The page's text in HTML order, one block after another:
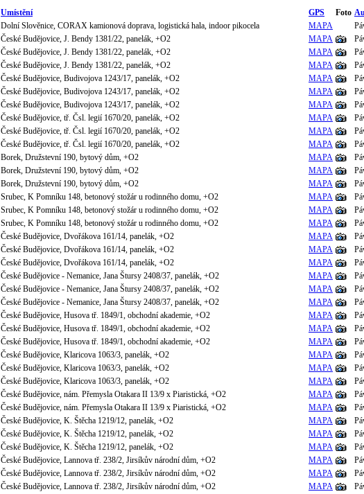
Umístění GPS Foto
Dolní Slověnice, CORAX kamionová doprava, logistická hala, indoor pikocela MAPA
České Budějovice, J. Bendy 1381/22, panelák, +O2 MAPA
České Budějovice, J. Bendy 1381/22, panelák, +O2 MAPA
České Budějovice, J. Bendy 1381/22, panelák, +O2 MAPA
České Budějovice, Budivojova 1243/17, panelák, +O2 MAPA
České Budějovice, Budivojova 1243/17, panelák, +O2 MAPA
České Budějovice, Budivojova 1243/17, panelák, +O2 MAPA
České Budějovice, tř. Čsl. legií 1670/20, panelák, +O2 MAPA
České Budějovice, tř. Čsl. legií 1670/20, panelák, +O2 MAPA
České Budějovice, tř. Čsl. legií 1670/20, panelák, +O2 MAPA
Borek, Družstevní 190, bytový dům, +O2 MAPA
Borek, Družstevní 190, bytový dům, +O2 MAPA
Borek, Družstevní 190, bytový dům, +O2 MAPA
Srubec, K Pomníku 148, betonový stožár u rodinného domu, +O2 MAPA
Srubec, K Pomníku 148, betonový stožár u rodinného domu, +O2 MAPA
Srubec, K Pomníku 148, betonový stožár u rodinného domu, +O2 MAPA
České Budějovice, Dvořákova 161/14, panelák, +O2 MAPA
České Budějovice, Dvořákova 161/14, panelák, +O2 MAPA
České Budějovice, Dvořákova 161/14, panelák, +O2 MAPA
České Budějovice - Nemanice, Jana Štursy 2408/37, panelák, +O2 MAPA
České Budějovice - Nemanice, Jana Štursy 2408/37, panelák, +O2 MAPA
České Budějovice - Nemanice, Jana Štursy 2408/37, panelák, +O2 MAPA
České Budějovice, Husova tř. 1849/1, obchodní akademie, +O2 MAPA
České Budějovice, Husova tř. 1849/1, obchodní akademie, +O2 MAPA
České Budějovice, Husova tř. 1849/1, obchodní akademie, +O2 MAPA
České Budějovice, Klaricova 1063/3, panelák, +O2 MAPA
České Budějovice, Klaricova 1063/3, panelák, +O2 MAPA
České Budějovice, Klaricova 1063/3, panelák, +O2 MAPA
České Budějovice, nám. Přemysla Otakara II 13/9 x Piaristická, +O2 MAPA
České Budějovice, nám. Přemysla Otakara II 13/9 x Piaristická, +O2 MAPA
České Budějovice, K. Štěcha 1219/12, panelák, +O2 MAPA
České Budějovice, K. Štěcha 1219/12, panelák, +O2 MAPA
České Budějovice, K. Štěcha 1219/12, panelák, +O2 MAPA
České Budějovice, Lannova tř. 238/2, Jirsíkův národní dům, +O2 MAPA
České Budějovice, Lannova tř. 238/2, Jirsíkův národní dům, +O2 MAPA
České Budějovice, Lannova tř. 238/2, Jirsíkův národní dům, +O2 MAPA